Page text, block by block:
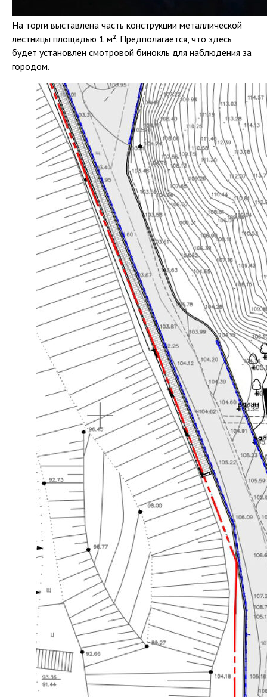
На торги выставлена часть конструкции металлической
лестницы площадью 1 м². Предполагается, что здесь
будет установлен смотровой бинокль для наблюдения за
городом.